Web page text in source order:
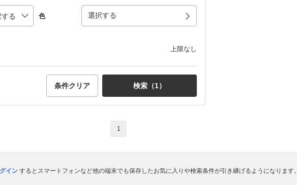
色 選択する
上限なし
条件クリア 検索（1）
1
インするとスマートフォンなど他の端末でも保存したお気に入りや検索条件が引き継げるようになります。